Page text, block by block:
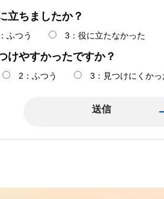
立ちましたか？
ふつう 3：役に立たなかった
けやすかったですか？
2：ふつう 3：見つけにくかっ